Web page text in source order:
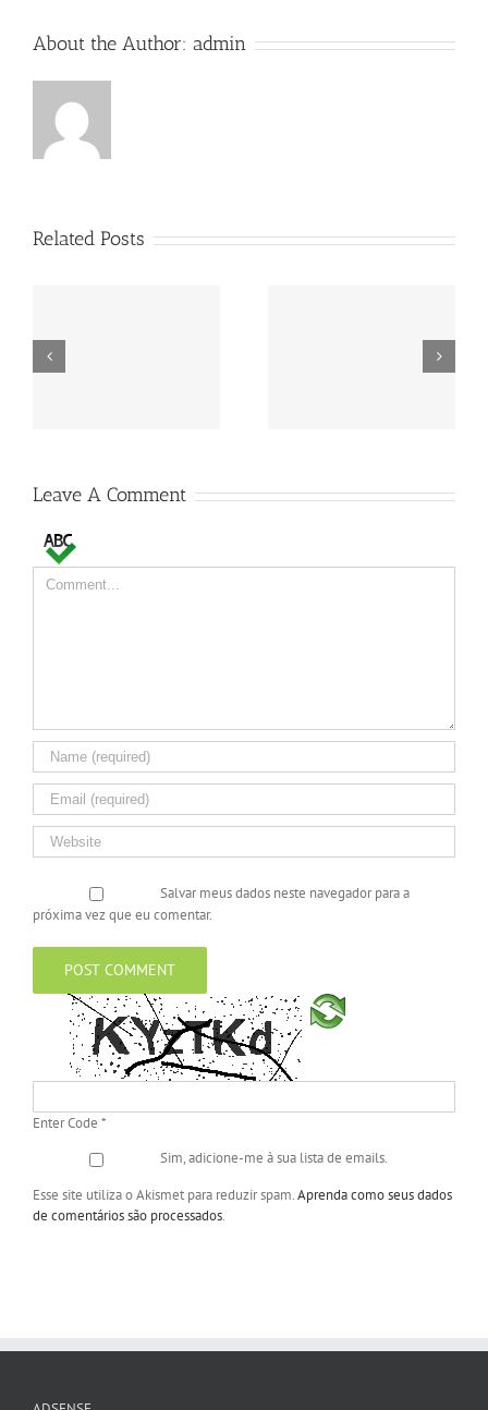
About the Author: admin
Related Posts
FAO: produção mundial
Leave A Comment
Comment
Salvar meus dados neste navegador para a
próxima vez que eu comentar.
Enter Code *
Sim, adicione-me à sua lista de emails.
Esse site utiliza o Akismet para reduzir spam.Aprenda como seus dados
de comentários são processados.